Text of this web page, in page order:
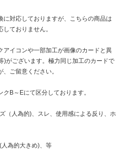
対応しておりますが、こちらの商品は
ておりません。
イコンや一部加工が画像のカードと異
)がございます。極力同じ加工のカードで
ご留意ください。
B～Eにて区分しております。
（人為的)、スレ、使用感による反り、ホ
為的大きめ)、等